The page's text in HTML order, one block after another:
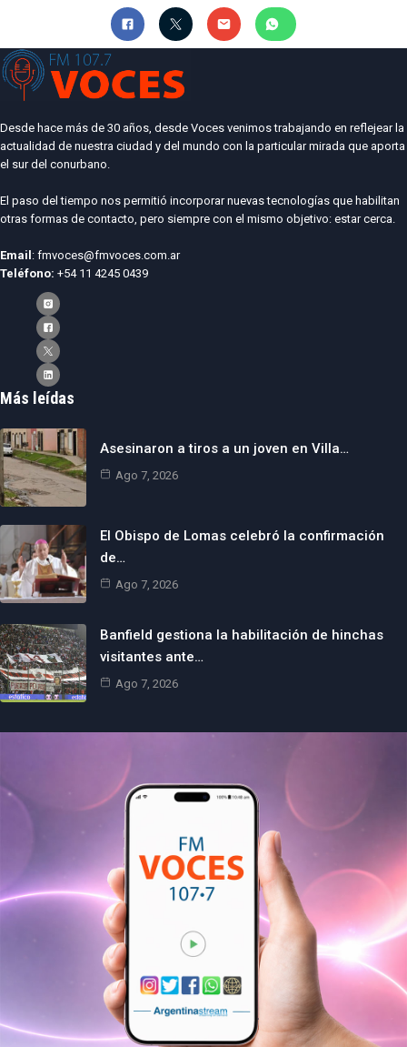
Desde hace más de 30 años, desde Voces venimos trabajando en reflejear la
actualidad de nuestra ciudad y del mundo con la particular mirada que aporta
el sur del conurbano.
El paso del tiempo nos permitió incorporar nuevas tecnologías que habilitan
otras formas de contacto, pero siempre con el mismo objetivo: estar cerca.
Email: fmvoces@fmvoces.com.ar
Teléfono: +54 11 4245 0439
Más leídas
Asesinaron a tiros a un joven en Villa…
Ago 7, 2026
El Obispo de Lomas celebró la confirmación
de…
Ago 7, 2026
Banfield gestiona la habilitación de hinchas
visitantes ante…
Ago 7, 2026